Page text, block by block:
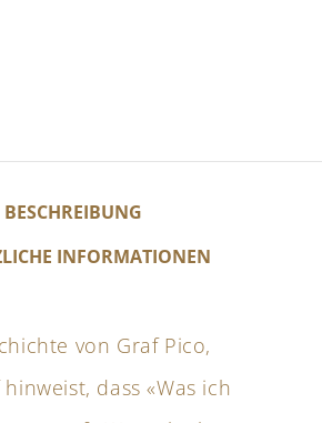
BESCHREIBUNG
INFORMATIONEN
von Graf Pico,
dass «Was ich